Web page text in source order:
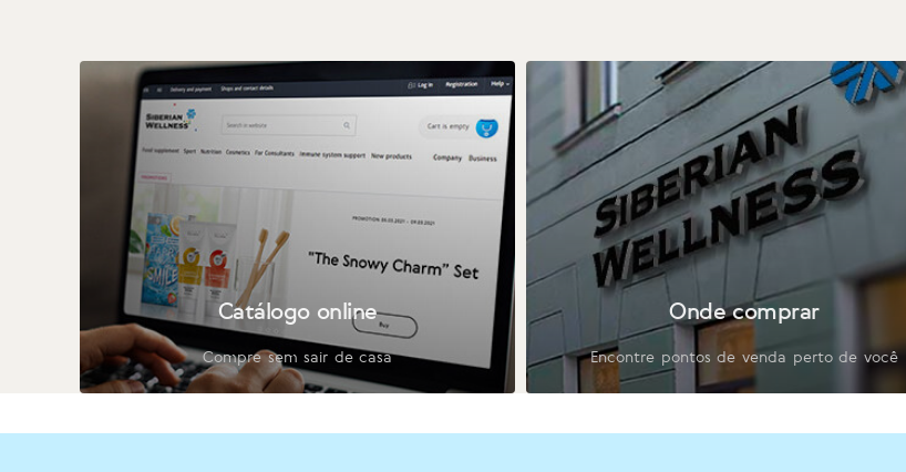
Catálogo online
Compre sem sair de casa
Onde comprar
Encontre pontos de venda perto de você